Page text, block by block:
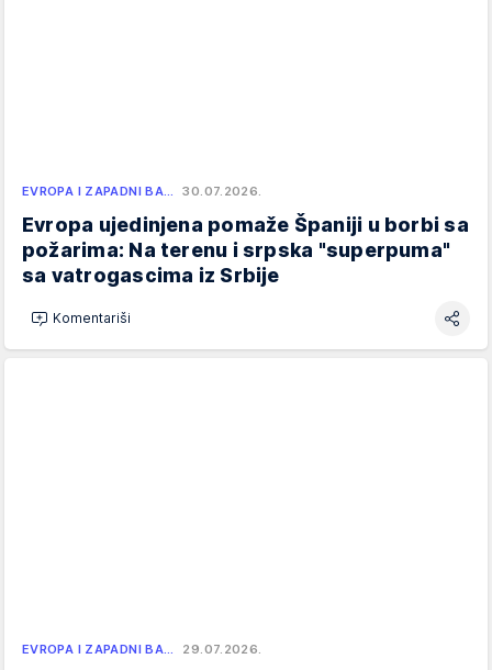
EVROPA I ZAPADNI BA… 30.07.2026.
Evropa ujedinjena pomaže Španiji u borbi sa
požarima: Na terenu i srpska "superpuma"
sa vatrogascima iz Srbije
Komentariši
EVROPA I ZAPADNI BA… 29.07.2026.